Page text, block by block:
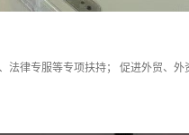
律专服等专项扶持； 促进外贸、